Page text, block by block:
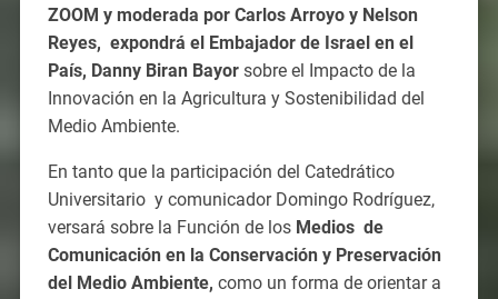
ZOOM y moderada por Carlos Arroyo y Nelson
Reyes, expondrá el Embajador de Israel en el
País, Danny Biran Bayorsobre el Impacto de la
Innovación en la Agricultura y Sostenibilidad del
Medio Ambiente.
En tanto que la participación del Catedrático
Universitario y comunicador Domingo Rodríguez,
versará sobre la Función de los Medios de
Comunicación en la Conservación y Preservación
del Medio Ambiente, como un forma de orientar a